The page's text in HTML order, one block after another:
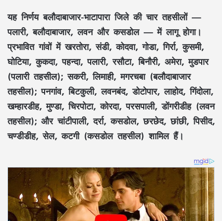
यह निर्णय बलौदाबाजार-भाटापारा जिले की चार तहसीलों —
पलारी, बलौदाबाजार, लवन और कसडोल — में लागू होगा।
प्रभावित गांवों में खरतोरा, संडी, कोदवा, गोडा, गिर्रा, कुसमी,
घोटिया, कुकदा, पहन्दा, पलारी, रसौटा, बिनौरी, अमेरा, मुडपार
(पलारी तहसील); सकरी, लिमाही, मगरचबा (बलौदाबाजार
तहसील); पनगांव, बिटकुली, लवनबंद, डोटोपार, लाहोद, गिंदोला,
खम्हारडीह, मुण्डा, चिरपोटा, कोरदा, परसपाली, डोंगरीडीह (लवन
तहसील); और चांटीपाली, दर्रा, कसडोल, छरछेद, छांछी, पिसीद,
चण्डीडीह, सेल, कटगी (कसडोल तहसील) शामिल हैं।